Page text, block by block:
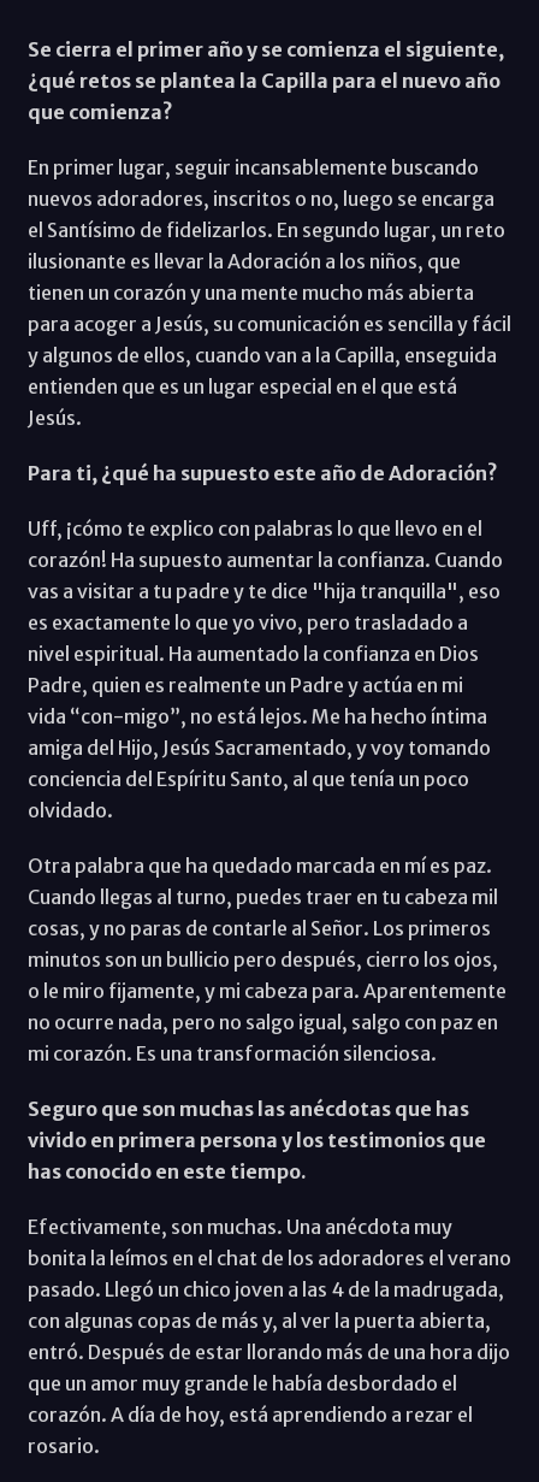
Se cierra el primer año y se comienza el siguiente,
¿qué retos se plantea la Capilla para el nuevo año
que comienza?
En primer lugar, seguir incansablemente buscando
nuevos adoradores, inscritos o no, luego se encarga
el Santísimo de fidelizarlos. En segundo lugar, un reto
ilusionante es llevar la Adoración a los niños, que
tienen un corazón y una mente mucho más abierta
para acoger a Jesús, su comunicación es sencilla y fácil
y algunos de ellos, cuando van a la Capilla, enseguida
entienden que es un lugar especial en el que está
Jesús.
Para ti, ¿qué ha supuesto este año de Adoración?
Uff, ¡cómo te explico con palabras lo que llevo en el
corazón! Ha supuesto aumentar la confianza. Cuando
vas a visitar a tu padre y te dice "hija tranquilla", eso
es exactamente lo que yo vivo, pero trasladado a
nivel espiritual. Ha aumentado la confianza en Dios
Padre, quien es realmente un Padre y actúa en mi
vida “con-migo”, no está lejos. Me ha hecho íntima
amiga del Hijo, Jesús Sacramentado, y voy tomando
conciencia del Espíritu Santo, al que tenía un poco
olvidado.
Otra palabra que ha quedado marcada en mí es paz.
Cuando llegas al turno, puedes traer en tu cabeza mil
cosas, y no paras de contarle al Señor. Los primeros
minutos son un bullicio pero después, cierro los ojos,
o le miro fijamente, y mi cabeza para. Aparentemente
no ocurre nada, pero no salgo igual, salgo con paz en
mi corazón. Es una transformación silenciosa.
Seguro que son muchas las anécdotas que has
vivido en primera persona y los testimonios que
has conocido en este tiempo.
Efectivamente, son muchas. Una anécdota muy
bonita la leímos en el chat de los adoradores el verano
pasado. Llegó un chico joven a las 4 de la madrugada,
con algunas copas de más y, al ver la puerta abierta,
entró. Después de estar llorando más de una hora dijo
que un amor muy grande le había desbordado el
corazón. A día de hoy, está aprendiendo a rezar el
rosario.